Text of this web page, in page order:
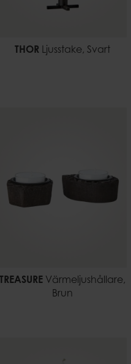
THOR Ljusstake, Svart
TREASURE Värmeljushållare,
Brun